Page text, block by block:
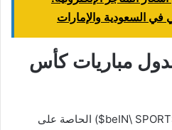
في السعودية والإمارات
مباريات كأس
) الحاصة على